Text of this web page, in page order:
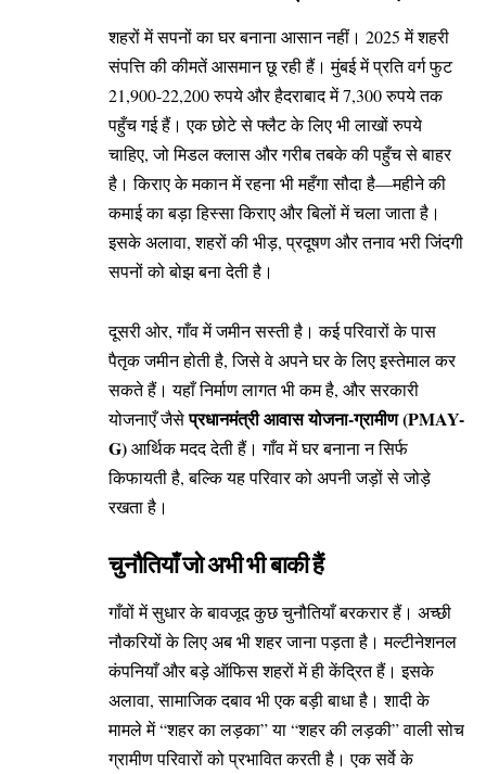
शहरों में सपनों का घर बनाना आसान नहीं। 2025 में शहरी
संपत्ति की कीमतें आसमान छू रही हैं। मुंबई में प्रति वर्ग फुट
21,900-22,200 रुपये और हैदराबाद में 7,300 रुपये तक
पहुँच गई हैं। एक छोटे से फ्लैट के लिए भी लाखों रुपये
चाहिए, जो मिडल क्लास और गरीब तबके की पहुँच से बाहर
है। किराए के मकान में रहना भी महँगा सौदा है—महीने की
कमाई का बड़ा हिस्सा किराए और बिलों में चला जाता है।
इसके अलावा, शहरों की भीड़, प्रदूषण और तनाव भरी जिंदगी
सपनों को बोझ बना देती है।
दूसरी ओर, गाँव में जमीन सस्ती है। कई परिवारों के पास
पैतृक जमीन होती है, जिसे वे अपने घर के लिए इस्तेमाल कर
सकते हैं। यहाँ निर्माण लागत भी कम है, और सरकारी
योजनाएँ जैसेप्रधानमंत्री आवास योजना-ग्रामीण (PMAY-
G)आर्थिक मदद देती हैं। गाँव में घर बनाना न सिर्फ
किफायती है, बल्कि यह परिवार को अपनी जड़ों से जोड़े
रखता है।
चुनौतियाँ जो अभी भी बाकी हैं
गाँवों में सुधार के बावजूद कुछ चुनौतियाँ बरकरार हैं। अच्छी
नौकरियों के लिए अब भी शहर जाना पड़ता है। मल्टीनेशनल
कंपनियाँ और बड़े ऑफिस शहरों में ही केंद्रित हैं। इसके
अलावा, सामाजिक दबाव भी एक बड़ी बाधा है। शादी के
मामले में “शहर का लड़का” या “शहर की लड़की” वाली सोच
ग्रामीण परिवारों को प्रभावित करती है। एक सर्वे के